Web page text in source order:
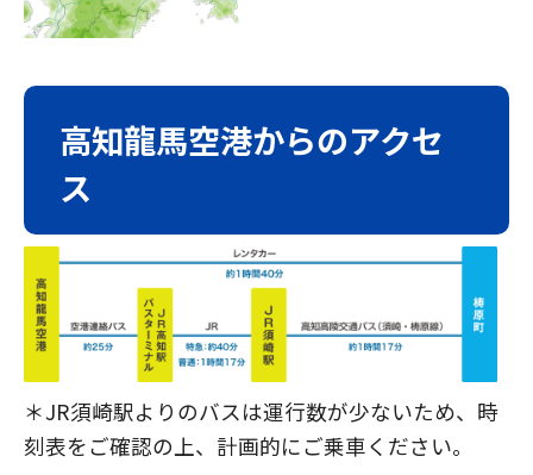
高知龍馬空港からのアクセ
ス
＊JR須崎駅よりのバスは運行数が少ないため、時
刻表をご確認の上、計画的にご乗車ください。